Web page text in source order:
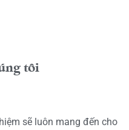
tôi
sẽ luôn mang đến cho